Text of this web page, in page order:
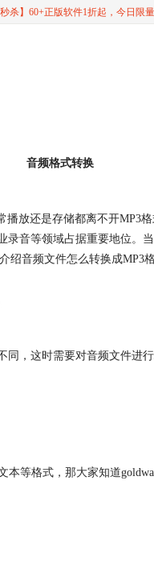
秒杀】60+正版软件1折起，今日限量
音频格式转换
放还是存储都离不开MP3
音等领域占据重要地位。
音频文件怎么转换成MP3
，这时需要对音频文件进
等格式，那大家知道